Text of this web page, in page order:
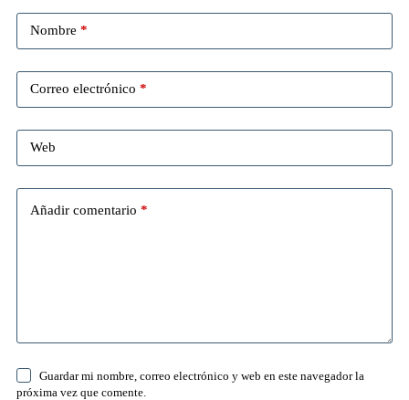
Nombre *
Correo electrónico *
Web
Añadir comentario *
Guardar mi nombre, correo electrónico y web en este navegador la
próxima vez que comente.